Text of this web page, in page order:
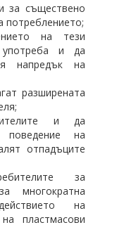
за съществено
потреблението;
на тези
употреба и да
напредък на
разширената
и да
поведение на
отпадъците
за
многократна
на
пластмасови